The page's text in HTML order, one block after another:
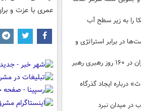
را به زیر سطح آب
در برابر استراتژی و
۶ دستاورد بزرگ ایران در ۱۶۰ روز رهبری رهبر
درباره ایجاد گذرگاه
در میدان نبرد
عمری با عزت و